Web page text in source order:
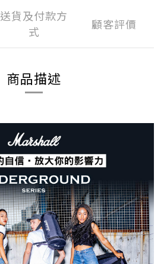
送貨及付款方
式
顧客評價
商品描述